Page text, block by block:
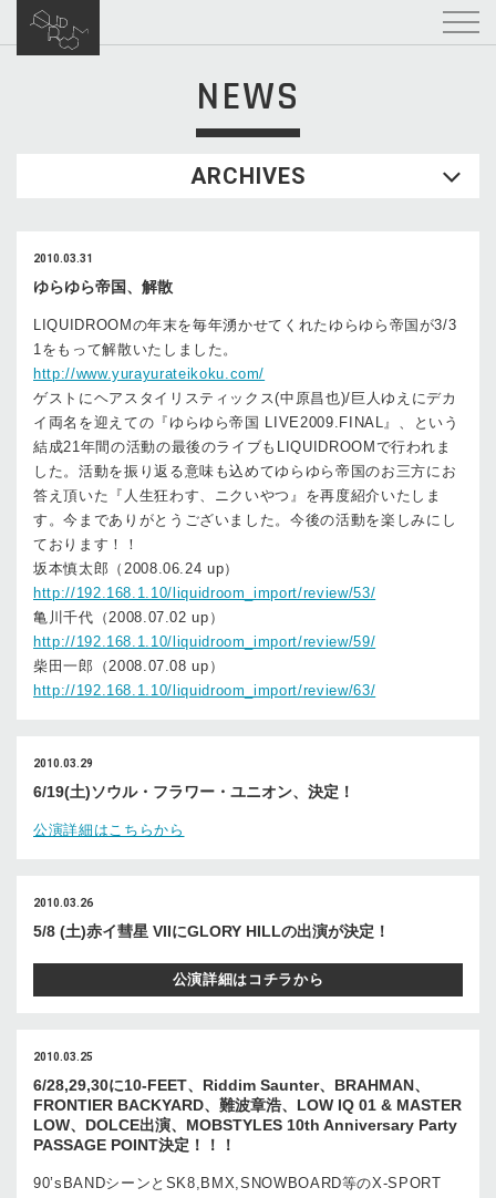
NEWS
ARCHIVES
2010.03.31
ゆらゆら帝国、解散
LIQUIDROOMの年末を毎年湧かせてくれたゆらゆら帝国が3/3
1をもって解散いたしました。
http://www.yurayurateikoku.com/
ゲストにヘアスタイリスティックス(中原昌也)/巨人ゆえにデカ
イ両名を迎えての『ゆらゆら帝国 LIVE2009.FINAL』、という
結成21年間の活動の最後のライブもLIQUIDROOMで行われま
した。活動を振り返る意味も込めてゆらゆら帝国のお三方にお
答え頂いた『人生狂わす、ニクいやつ』を再度紹介いたしま
す。今までありがとうございました。今後の活動を楽しみにし
ております！！
坂本慎太郎（2008.06.24 up）
http://192.168.1.10/liquidroom_import/review/53/
亀川千代（2008.07.02 up）
http://192.168.1.10/liquidroom_import/review/59/
柴田一郎（2008.07.08 up）
http://192.168.1.10/liquidroom_import/review/63/
2010.03.29
6/19(土)ソウル・フラワー・ユニオン、決定！
公演詳細はこちらから
2010.03.26
5/8 (土)赤イ彗星 VIIにGLORY HILLの出演が決定！
公演詳細はコチラから
2010.03.25
6/28,29,30に10-FEET、Riddim Saunter、BRAHMAN、
FRONTIER BACKYARD、難波章浩、LOW IQ 01 & MASTER
LOW、DOLCE出演、MOBSTYLES 10th Anniversary Party
PASSAGE POINT決定！！！
90’sBANDシーンとSK8,BMX,SNOWBOARD等のX-SPORT